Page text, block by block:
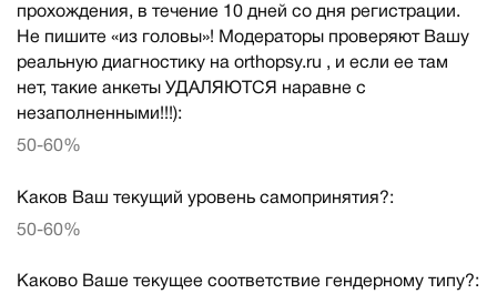
прохождения, в течение 10 дней со дня регистрации.
Не пишите «из головы»! Модераторы проверяют Вашу
реальную диагностику на orthopsy.ru , и если ее там
нет, такие анкеты УДАЛЯЮТСЯ наравне с
незаполненными!!!):
50-60%
Каков Ваш текущий уровень самопринятия?:
50-60%
Каково Ваше текущее соответствие гендерному типу?: